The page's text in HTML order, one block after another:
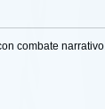
combate narrativo.